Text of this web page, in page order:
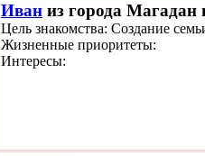
Иван из города Магадан
Цель знакомства: Создание
Жизненные приоритеты:
Интересы: